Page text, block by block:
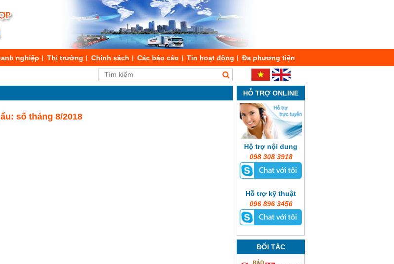
nghiệp Thị trường Chính sách Các báo cáo Tin hoạt động Đa phương tiện
số tháng 8/2018
HỖ TRỢ ONLINE
Hộ trợ nội dung
098 308 3918
Hỗ trợ kỹ thuật
096 896 3456
ĐỐI TÁC